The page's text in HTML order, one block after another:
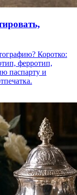
Коротко:
ферротип,
паспарту и